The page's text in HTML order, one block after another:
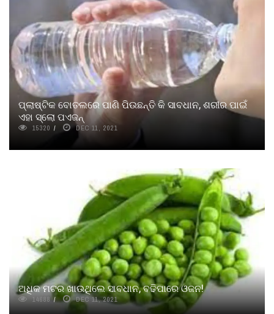
ପ୍ଲାଷ୍ଟିକ ବୋତଲରେ ପାଣି ପିଉଛନ୍ତି କି ସାବଧାନ, ଶରୀର ପାଇଁ
ଏହା ସ୍ଲୋ ପଏଜନ୍
15320 DEC 11, 2021
ଅଧିକ ମଟର ଖାଉଥିଲେ ସାବଧାନ, ବଢିପାରେ ଓଜନ!
14688 DEC 11, 2021